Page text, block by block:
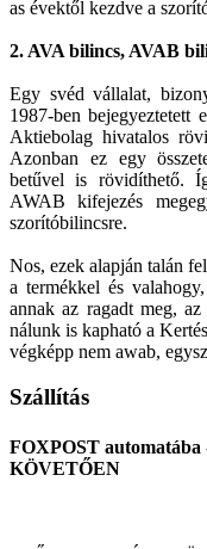
as évektől kezdve a
2. AVA bilincs, AVAB
Egy svéd vállalat,
1987-ben
Aktiebolag hivatalos
Azonban ez egy
betűvel is rövidíthető.
AWAB kifejezés
szorítóbilincsre.
Nos, ezek alapján talán
a termékkel és
annak az ragadt meg, az
nálunk is kapható a
végképp nem awab,
Szállítás
FOXPOST
KÖVETŐEN